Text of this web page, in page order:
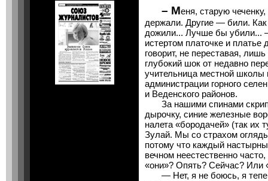
– Меня, старую
держали. Другие — били. Как
дожили... Лучше бы убили...
истертом платочке и платье
говорит, не переставая,
глубокий шок от недавно
учительница местной школы
администрации горного
и Веденского районов.
За нашими спинами
дырочку, синие железные
налета «бородачей» (так их
Зулай. Мы со страхом
потому что каждый
вечном неестественно
«они»? Опять? Сейчас? Или
— Нет, я не боюсь, я